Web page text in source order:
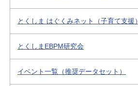
とくしま はぐくみネット（子育て支援）
とくしまEBPM研究会
イベント一覧（推奨データセット）